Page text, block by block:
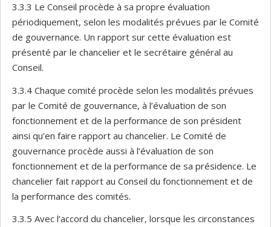
3.3.3 Le Conseil procède à sa propre évaluation
périodiquement, selon les modalités prévues par le Comité
de gouvernance. Un rapport sur cette évaluation est
présenté par le chancelier et le secrétaire général au
Conseil.
3.3.4 Chaque comité procède selon les modalités prévues
par le Comité de gouvernance, à l’évaluation de son
fonctionnement et de la performance de son président
ainsi qu’en faire rapport au chancelier. Le Comité de
gouvernance procède aussi à l’évaluation de son
fonctionnement et de la performance de sa présidence. Le
chancelier fait rapport au Conseil du fonctionnement et de
la performance des comités.
3.3.5 Avec l’accord du chancelier, lorsque les circonstances